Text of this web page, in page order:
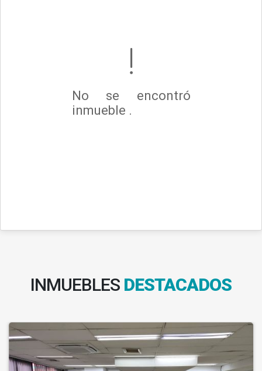
No se encontró
inmueble .
INMUEBLES DESTACADOS